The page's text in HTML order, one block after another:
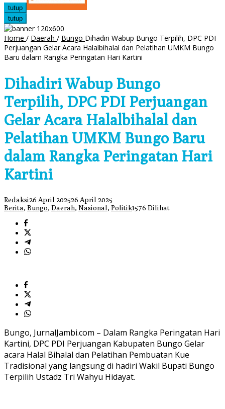
tutup
tutup
Home / Daerah / Bungo Dihadiri Wabup Bungo Terpilih, DPC PDI
Perjuangan Gelar Acara Halalbihalal dan Pelatihan UMKM Bungo
Baru dalam Rangka Peringatan Hari Kartini
Dihadiri Wabup Bungo
Terpilih, DPC PDI Perjuangan
Gelar Acara Halalbihalal dan
Pelatihan UMKM Bungo Baru
dalam Rangka Peringatan Hari
Kartini
Redaksi26 April 202526 April 2025
Berita, Bungo, Daerah, Nasional , Politik1576 Dilihat
Bungo, JurnalJambi.com – Dalam Rangka Peringatan Hari
Kartini, DPC PDI Perjuangan Kabupaten Bungo Gelar
acara Halal Bihalal dan Pelatihan Pembuatan Kue
Tradisional yang langsung di hadiri Wakil Bupati Bungo
Terpilih Ustadz Tri Wahyu Hidayat.